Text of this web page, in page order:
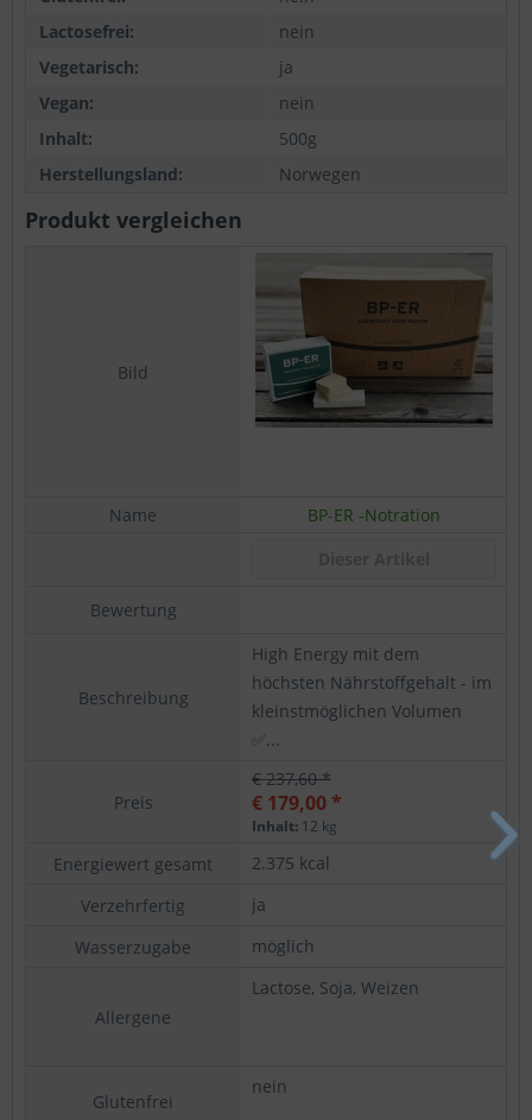
Lactosefrei:
nein
Vegetarisch:
ja
Vegan:
nein
Inhalt:
500g
Herstellungsland:
Norwegen
Produkt vergleichen
Bild
Name
BP-ER -Notration
Bewertung
Beschreibung
High Energy mit dem
höchsten Nährstoffgehalt - im
kleinstmöglichen Volumen
✅...
Preis
€ 237,60 *
€ 179,00 *
Inhalt: 12 kg
Energiewert gesamt 2.375 kcal
Verzehrfertig
ja
Wasserzugabe
möglich
Allergene
Lactose, Soja, Weizen
Glutenfrei
nein